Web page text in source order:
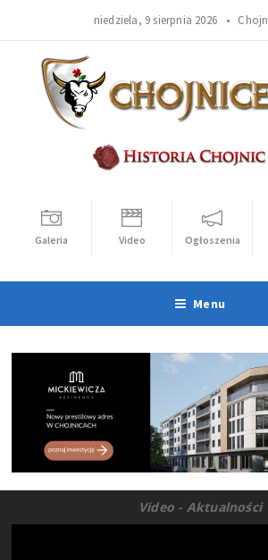
niedziela, 9 sierpnia 2026 •
Galeria Video Ogłoszenia
Menu
Video - Aktualności